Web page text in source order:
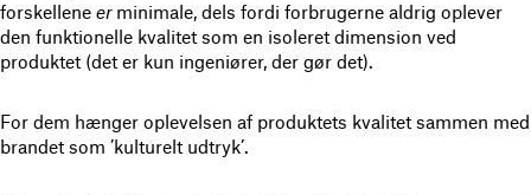
forskellene er minimale, dels fordi forbrugerne aldrig oplever
den funktionelle kvalitet som en isoleret dimension ved
produktet (det er kun ingeniører, der gør det).
For dem hænger oplevelsen af produktets kvalitet sammen med
brandet som ’kulturelt udtryk’.